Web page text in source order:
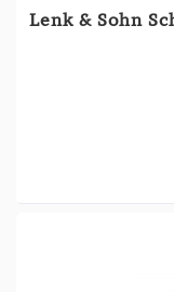
Lenk & Sohn